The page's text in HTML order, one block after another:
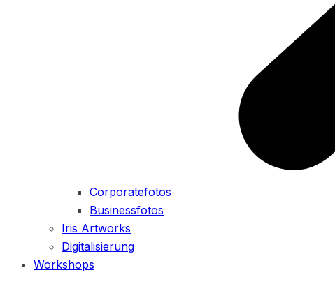
Corporatefotos
Businessfotos
Iris Artworks
Digitalisierung
Workshops